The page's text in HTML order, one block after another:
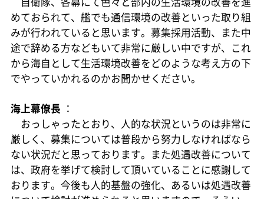
めておられて、艦でも通信環境の改善といった取り組
みが行われていると思います。募集採用活動、また中
途で辞める方などもいて非常に厳しい中ですが、これ
から海自として生活環境改善をどのような考え方の下
でやっていかれるのかお聞かせください。
海上幕僚長 ：
おっしゃったとおり、人的な状況というのは非常に
厳しく、募集については普段から努力しなければなら
ない状況だと思っております。また処遇改善について
は、政府を挙げて検討して頂いていることに感謝して
おります。今後も人的基盤の強化、あるいは処遇改善